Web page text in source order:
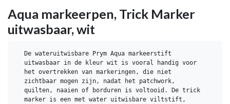
Aqua markeerpen, Trick Marker
uitwasbaar, wit
De wateruitwisbare Prym Aqua markeerstift
uitwasbaar in de kleur wit is vooral handig voor
het overtrekken van markeringen, die niet
zichtbaar mogen zijn, nadat het patchwork,
quilten, naaien of borduren is voltooid. De trick
marker is een met water uitwisbare viltstift,